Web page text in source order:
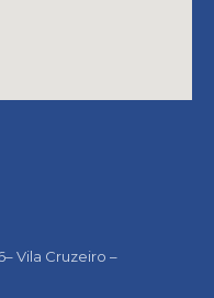
Vila Cruzeiro –